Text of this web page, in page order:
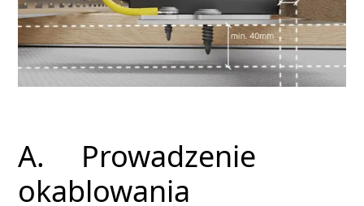
A. Prowadzenie
okablowania